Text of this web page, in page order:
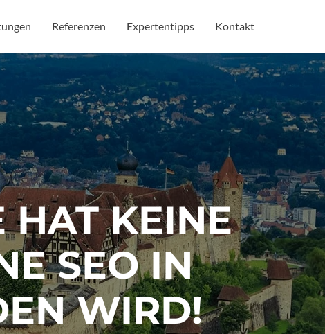
Referenzen Expertentipps Kontakt
HAT KEINE
SEO IN
WIRD!